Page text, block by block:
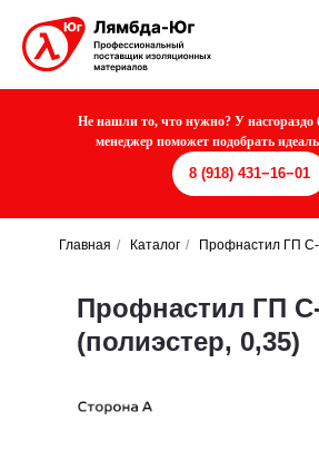
Не нашли то, что нужно? У насгораздо
менеджер поможет подобрать
8 (918) 431−16−01
Главная / Каталог / Профнастил ГП С-
Профнастил ГП
(полиэстер, 0,35)